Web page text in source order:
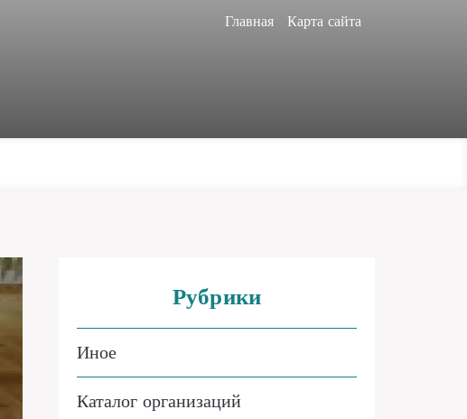
Главная Карта сайта
Рубрики
Иное
Каталог организаций